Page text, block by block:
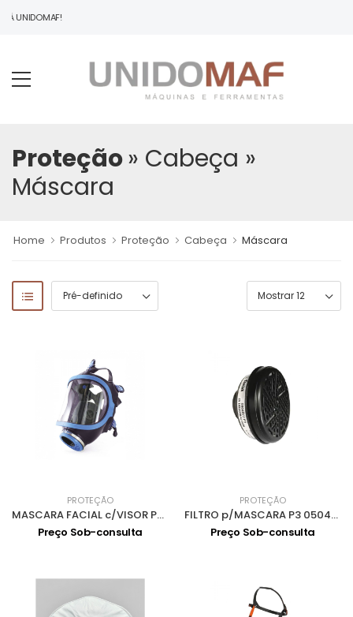
À UNIDOMAF!
Proteção» Cabeça »
Máscara
Home Produtos Proteção Cabeça Máscara
PROTEÇÃO
MASCARA FACIAL c/VISOR PANORÂMICO 731-S 0502001
Preço Sob-consulta
PROTEÇÃO
FILTRO p/MASCARA P3 0504077
Preço Sob-consulta